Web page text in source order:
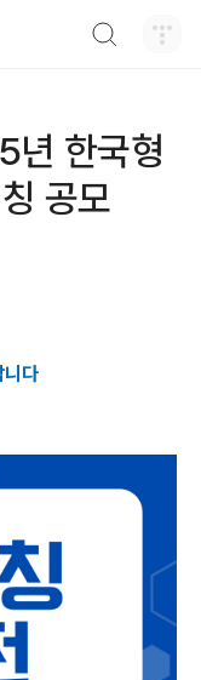
년 한국형
공모
니다